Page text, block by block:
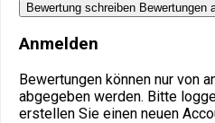
Bewertung schreiben Bewertungen
Anmelden
Bewertungen können nur von
abgegeben werden. Bitte
erstellen Sie einen neuen